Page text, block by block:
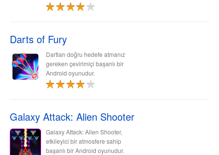
Darts of Fury
Dartları doğru hedefe atmanız
gereken çevirimiçi başarılı bir
Android oyunudur.
Galaxy Attack: Alien Shooter
Galaxy Attack: Alien Shooter,
etkileyici bir atmosfere sahip
başarılı bir Android oyunudur.